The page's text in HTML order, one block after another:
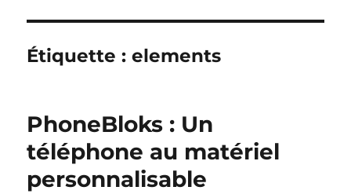
Étiquette :elements
PhoneBloks : Un
téléphone au matériel
personnalisable